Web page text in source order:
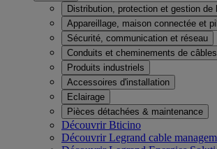
Distribution, protection et gestion de
Appareillage, maison connectée et
Sécurité, communication et réseau
Conduits et cheminements de câbles
Produits industriels
Accessoires d'installation
Eclairage
Pièces détachées & maintenance
Découvrir Bticino
Découvrir Legrand cable